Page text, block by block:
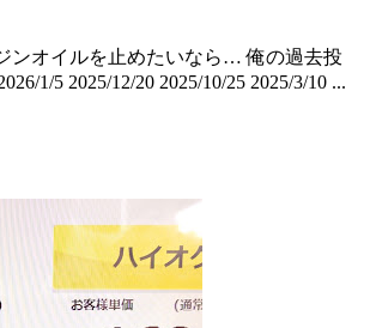
ンオイルを止めたいなら… 俺の過去投
1/5 2025/12/20 2025/10/25 2025/3/10 ...